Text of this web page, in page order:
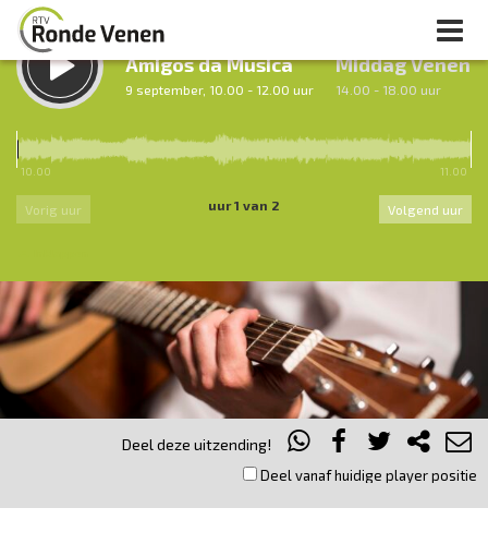
LUISTER TERUG:
Amigos da Musica
9 september, 10.00 - 12.00 uur
Middag Venen
14.00 - 18.00 uur
10.00 11.00
Vorig uur uur 1 van 2 Volgend uur
Deel deze uitzending!
Deel vanaf huidige player positie